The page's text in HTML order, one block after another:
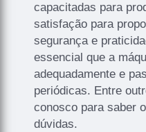
capacitadas para
satisfação para
segurança e
essencial que a
adequadamente e
periódicas. Entre
conosco para saber
dúvidas.